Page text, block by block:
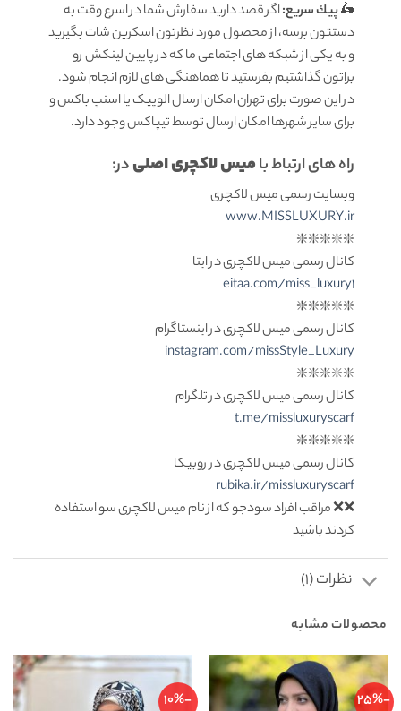
🛵پيك سریع:اگر قصد دارید سفارش شما در اسرع وقت به
دستتون برسه، از محصول مورد نظرتون اسکرین شات بگیرید
و به یکی از شبکه های اجتماعی ما که در پایین لینکش رو
براتون گذاشتیم بفرستید تا هماهنگی های لازم انجام شود.
در این صورت برای تهران امکان ارسال الوپیک یا اسنپ باکس و
برای سایر شهرها امکان ارسال توسط تیپاکس وجود دارد.
راه های ارتباط بامیس لاکچری اصلیدر:
وبسایت رسمی میس لاکچری
www.MISSLUXURY.ir
❇️❇️❇️❇️❇️
کانال رسمی میس لاکچری در ایتا
eitaa.com/miss_luxury1
❇️❇️❇️❇️❇️
کانال رسمی میس لاکچری در اینستاگرام
instagram.com/missStyle_Luxury
❇️❇️❇️❇️❇️
کانال رسمی میس لاکچری در تلگرام
t.me/missluxuryscarf
❇️❇️❇️❇️❇️
کانال رسمی میس لاکچری در روبیکا
rubika.ir/missluxuryscarf
❌❌ مراقب افراد سودجو که از نام میس لاکچری سو استفاده
کردند باشید
نظرات (1)
محصولات مشابه
-25%
-10%